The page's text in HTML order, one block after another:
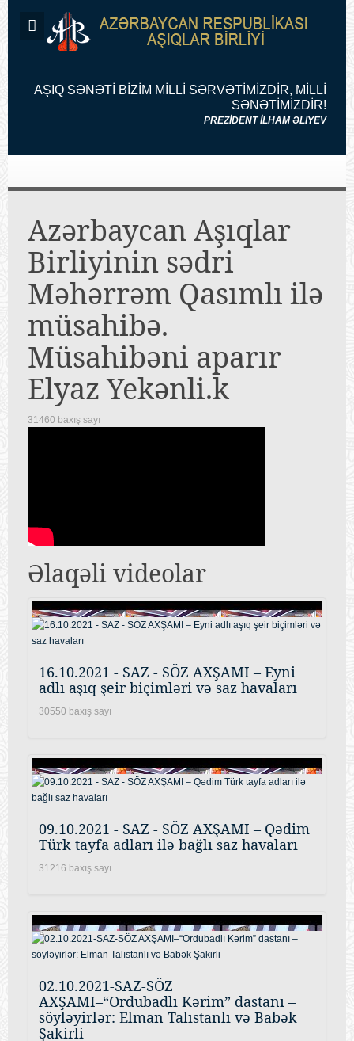
AŞIQ SƏNƏTİ BİZİM MİLLİ SƏRVƏTİMİZDİR, MİLLİ
SƏNƏTİMİZDİR!
PREZİDENT İLHAM ƏLIYEV
Azərbaycan Aşıqlar
Birliyinin sədri
Məhərrəm Qasımlı ilə
müsahibə.
Müsahibəni aparır
Elyaz Yekənli.k
31460 baxış sayı
Əlaqəli videolar
16.10.2021 - SAZ - SÖZ AXŞAMI – Eyni
adlı aşıq şeir biçimləri və saz havaları
30550 baxış sayı
09.10.2021 - SAZ - SÖZ AXŞAMI – Qədim
Türk tayfa adları ilə bağlı saz havaları
31216 baxış sayı
02.10.2021-SAZ-SÖZ
AXŞAMI–“Ordubadlı Kərim” dastanı –
söyləyirlər: Elman Talıstanlı və Babək
Şakirli